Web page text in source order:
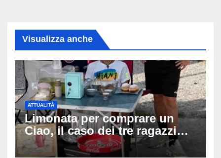
Visualizza anche
ATTUALITÀ
Limonata per comprare un
Ciao, il caso dei tre ragazzi
divide l’Italia: Fedriga li invita
in Regione, Vannacci li